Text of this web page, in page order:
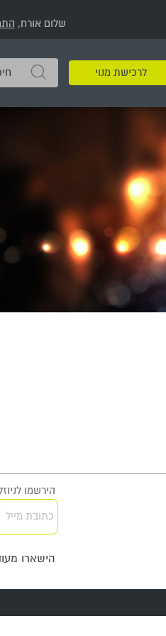
שלום אורח,
רמיקס
שירי חג ומועד
שירי יום הולדת
משחקי קריוקי
לרכישת מנוי
הירשמו
כתובת מייל
הישארו